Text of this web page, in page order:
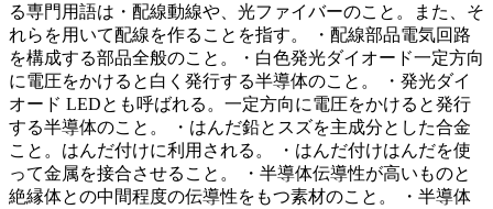
る専門用語は・配線動線や、光ファイバーのこと。また、そ
れらを用いて配線を作ることを指す。 ・配線部品電気回路
を構成する部品全般のこと。・白色発光ダイオード一定方向
に電圧をかけると白く発行する半導体のこと。 ・発光ダイ
オード LEDとも呼ばれる。一定方向に電圧をかけると発行
する半導体のこと。 ・はんだ鉛とスズを主成分とした合金
こと。はんだ付けに利用される。 ・はんだ付けはんだを使
って金属を接合させること。 ・半導体伝導性が高いものと
絶縁体との中間程度の伝導性をもつ素材のこと。 ・半導体